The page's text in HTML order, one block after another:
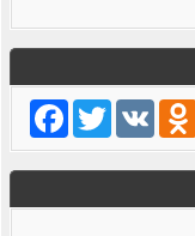
Facebook
TwitterVK